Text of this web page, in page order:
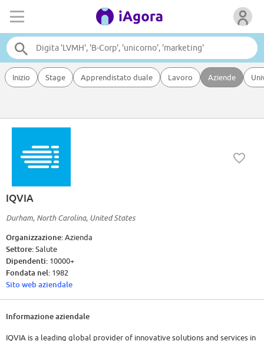
Inizio Stage Apprendistato duale Lavoro Aziende
IQVIA
Durham, North Carolina, United States
Organizzazione:Azienda
Settore:Salute
Dipendenti: 10000+
Fondata nel: 1982
Sito web aziendale
Informazione aziendale
IQVIA is a leading global provider of innovative solutions and services in